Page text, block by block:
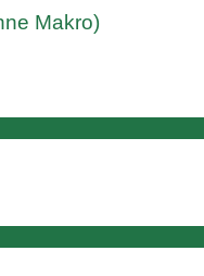
Makro)